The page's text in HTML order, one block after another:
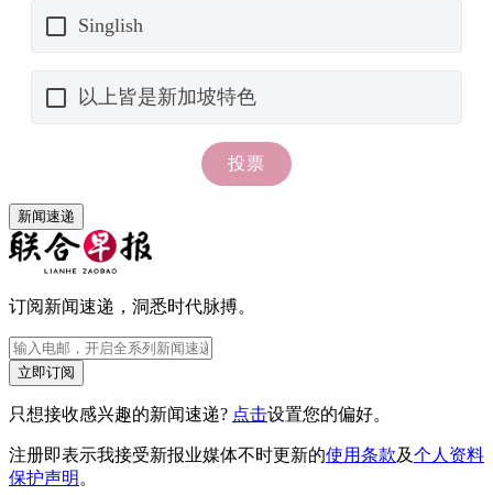
新闻速递
订阅新闻速递，洞悉时代脉搏。
立即订阅
只想接收感兴趣的新闻速递? 点击设置您的偏好。
注册即表示我接受新报业媒体不时更新的使用条款及个人资料
保护声明 。